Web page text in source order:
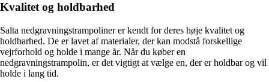
Kvalitet og holdbarhed
Salta nedgravningstrampoliner er kendt for deres høje kvalitet og
holdbarhed. De er lavet af materialer, der kan modstå forskellige
vejrforhold og holde i mange år. Når du køber en
nedgravningstrampolin, er det vigtigt at vælge en, der er holdbar og vil
holde i lang tid.